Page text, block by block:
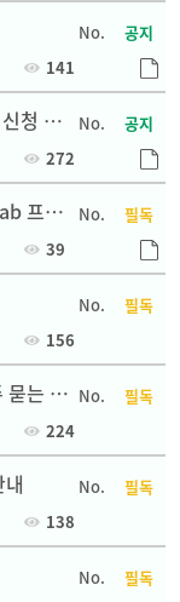
공지
141
공지
청 안
272
필독
프로
39
필독
156
필독
묻는 질
224
필독
138
필독